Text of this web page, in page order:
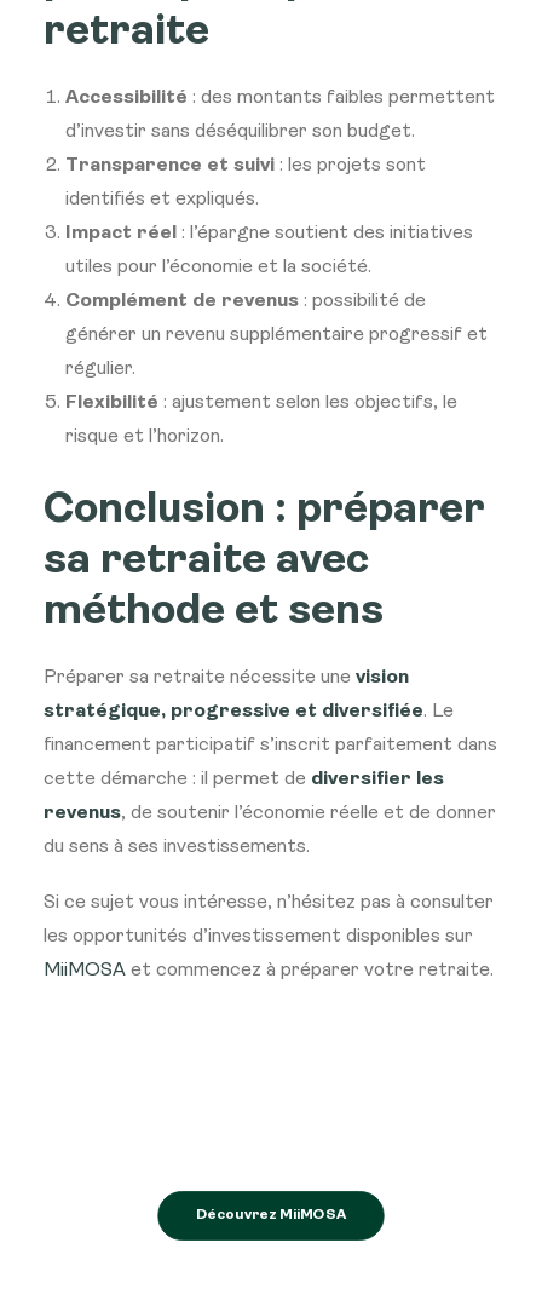
retraite
Accessibilité : des montants faibles permettent
d’investir sans déséquilibrer son budget.
Transparence et suivi : les projets sont
identifiés et expliqués.
Impact réel
: l’épargne soutient des initiatives
utiles pour l’économie et la société.
Complément de revenus : possibilité de
générer un revenu supplémentaire progressif et
régulier.
Flexibilité : ajustement selon les objectifs, le
risque et l’horizon.
Conclusion : préparer
sa retraite avec
méthode et sens
Préparer sa retraite nécessite une vision
stratégique, progressive et diversifiée. Le
financement participatif s’inscrit parfaitement dans
cette démarche : il permet de diversifier les
revenus, de soutenir l’économie réelle et de donner
du sens à ses investissements.
Si ce sujet vous intéresse, n’hésitez pas à consulter
les opportunités d’investissement disponibles sur
MiiMOSA et commencez à préparer votre retraite.
Découvrez MiiMOSA